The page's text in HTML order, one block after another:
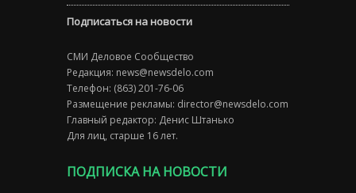
Подписаться на новости
СМИ Деловое Сообщество
Редакция: news@newsdelo.com
Телефон: (863) 201-76-06
Размещение рекламы: director@newsdelo.com
Главный редактор: Денис Штанько
Для лиц, старше 16 лет.
ПОДПИСКА НА НОВОСТИ